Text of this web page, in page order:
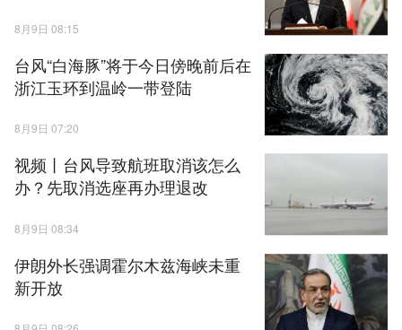
8月9日 08:15
台风“白海豚”将于今日傍晚前后在
浙江玉环到温岭一带登陆
8月9日 07:20
视频丨台风导致航班取消该怎么
办？先取消选座再办理退改
8月9日 08:34
伊朗外长强调霍尔木兹海峡未重
新开放